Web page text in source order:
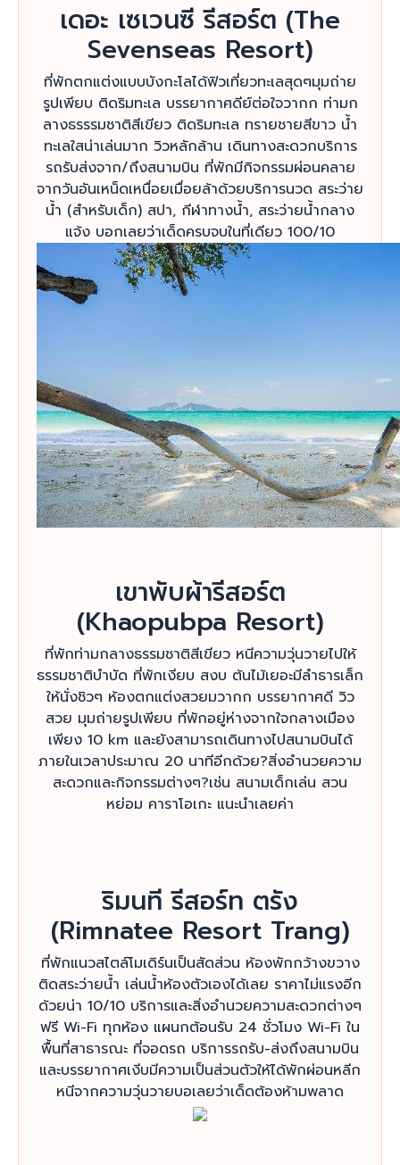
เดอะ เซเวนซี รีสอร์ต (The
Sevenseas Resort)
ที่พักตกแต่งแบบบังกะโลได้ฟิวเที่ยวทะเลสุดๆมุมถ่าย
รูปเพียบ ติดริมทะเล บรรยากาศดีย์ต่อใจวากก ท่ามก
ลางธรรรมชาติสีเขียว ติดริมทะเล ทรายชายสีขาว น้ำ
ทะเลใสน่าเล่นมาก วิวหลักล้าน เดินทางสะดวกบริการ
รถรับส่งจาก/ถึงสนามบิน ที่พักมีกิจกรรมผ่อนคลาย
จากวันอันเหน็ดเหนื่อยเมื่อยล้าด้วยบริการนวด สระว่าย
น้ำ (สำหรับเด็ก) สปา, กีฬาทางน้ำ, สระว่ายน้ำกลาง
แจ้ง บอกเลยว่าเด็ดครบจบในที่เดียว 100/10
เขาพับผ้ารีสอร์ต
(Khaopubpa Resort)
ที่พักท่ามกลางธรรมชาติสีเขียว หนีความวุ่นวายไปให้
ธรรมชาติบำบัด ที่พักเงียบ สงบ ต้นไม้เยอะมีลำธารเล็ก
ให้นั่งชิวๆ ห้องตกแต่งสวยมวากก บรรยากาศดี วิว
สวย มุมถ่ายรูปเพียบ ที่พักอยู่ห่างจากใจกลางเมือง
เพียง 10 km และยังสามารถเดินทางไปสนามบินได้
ภายในเวลาประมาณ 20 นาทีอีกด้วย?สิ่งอำนวยความ
สะดวกและกิจกรรมต่างๆ?เช่น สนามเด็กเล่น สวน
หย่อม คาราโอเกะ แนะนำเลยค่า
ริมนที รีสอร์ท ตรัง
(Rimnatee Resort Trang)
ที่พักแนวสไตล์โมเดิร์นเป็นสัดส่วน ห้องพักกว้างขวาง
ติดสระว่ายน้ำ เล่นน้ำห้องตัวเองได้เลย ราคาไม่แรงอีก
ด้วยน่า 10/10 บริการและสิ่งอำนวยความสะดวกต่างๆ
ฟรี Wi-Fi ทุกห้อง แผนกต้อนรับ 24 ชั่วโมง Wi-Fi ใน
พื้นที่สาธารณะ ที่จอดรถ บริการรถรับ-ส่งถึงสนามบิน
และบรรยากาศเงีบมีความเป็นส่วนตัวให้ได้พักผ่อนหลีก
หนีจากความวุ่นวายบอเลยว่าเด็ดต้องห้ามพลาด